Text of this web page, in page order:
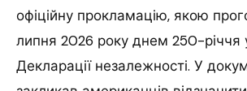
офіційну прокламацію, якою
липня 2026 року днем 250-річчя
Декларації незалежності. У